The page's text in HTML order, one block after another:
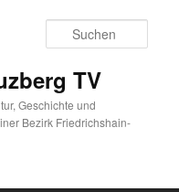
TV
Geschichte und
Bezirk Friedrichshain-